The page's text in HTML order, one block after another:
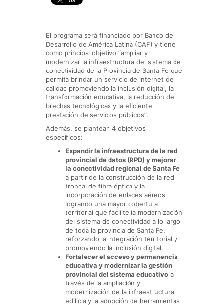
El programa será financiado por Banco de
Desarrollo de América Latina (CAF) y tiene
como principal objetivo “ampliar y
modernizar la infraestructura del sistema de
conectividad de la Provincia de Santa Fe que
permita brindar un servicio de internet de
calidad promoviendo la inclusión digital, la
transformación educativa, la reducción de
brechas tecnológicas y la eficiente
prestación de servicios públicos”.
Además, se plantean 4 objetivos
específicos:
Expandir la infraestructura de la red
provincial de datos (RPD) y mejorar
la conectividad regional de Santa Fe
a partir de la construcción de la red
troncal de fibra óptica y la
incorporación de enlaces aéreos
logrando una mayor cobertura
territorial que facilite la modernización
del sistema de conectividad a lo largo
de toda la provincia de Santa Fe,
reforzando la integración territorial y
promoviendo la inclusión digital.
Fortalecer el acceso y permanencia
educativa y modernizar la gestión
provincial del sistema educativo a
través de la ampliación y
modernización de la infraestructura
edilicia y la adopción de herramientas